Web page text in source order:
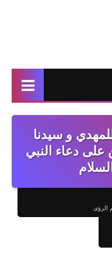
و سيدنا
على دعاء النبي
الرؤى